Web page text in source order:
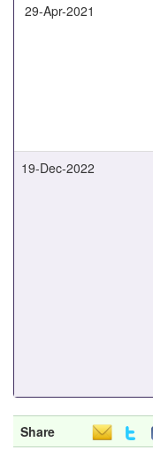
29-Apr-2021
19-Dec-2022
Share